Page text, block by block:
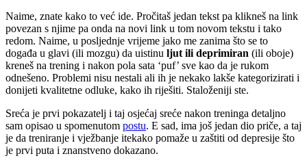
Naime, znate kako to već ide. Pročitaš jedan tekst pa klikneš na link
povezan s njime pa onda na novi link u tom novom tekstu i tako
redom. Naime, u posljednje vrijeme jako me zanima što se to
događa u glavi (ili mozgu) da uistinu ljut ili deprimiran (ili oboje)
kreneš na trening i nakon pola sata ‘puf’ sve kao da je rukom
odnešeno. Problemi nisu nestali ali ih je nekako lakše kategorizirati i
donijeti kvalitetne odluke, kako ih riješiti. Staloženiji ste.
Sreća je prvi pokazatelj i taj osjećaj sreće nakon treninga detaljno
sam opisao u spomenutom postu. E sad, ima još jedan dio priče, a taj
je da treniranje i vježbanje itekako pomaže u zaštiti od depresije što
je prvi puta i znanstveno dokazano.